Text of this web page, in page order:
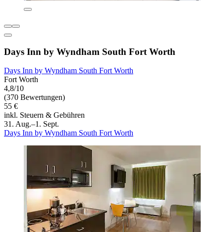
Days Inn by Wyndham South Fort Worth
Days Inn by Wyndham South Fort Worth
Fort Worth
4,8/10
(370 Bewertungen)
55 €
inkl. Steuern & Gebühren
31. Aug.–1. Sept.
Days Inn by Wyndham South Fort Worth